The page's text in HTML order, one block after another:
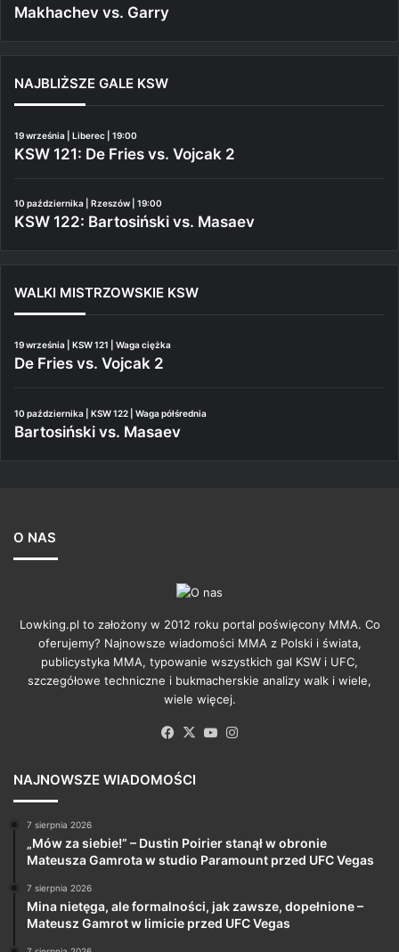
Makhachev vs. Garry
NAJBLIŻSZE GALE KSW
19 września | Liberec | 19:00
KSW 121: De Fries vs. Vojcak 2
10 października | Rzeszów | 19:00
KSW 122: Bartosiński vs. Masaev
WALKI MISTRZOWSKIE KSW
19 września | KSW 121 | Waga ciężka
De Fries vs. Vojcak 2
10 października | KSW 122 | Waga półśrednia
Bartosiński vs. Masaev
O NAS
Lowking.pl to założony w 2012 roku portal poświęcony MMA. Co
oferujemy? Najnowsze wiadomości MMA z Polski i świata,
publicystyka MMA, typowanie wszystkich gal KSW i UFC,
szczegółowe techniczne i bukmacherskie analizy walk i wiele,
wiele więcej.
Facebook
X YouTube
NAJNOWSZE WIADOMOŚCI
7 sierpnia 2026
„Mów za siebie!” – Dustin Poirier stanął w obronie
Mateusza Gamrota w studio Paramount przed UFC Vegas
7 sierpnia 2026
Mina nietęga, ale formalności, jak zawsze, dopełnione –
Mateusz Gamrot w limicie przed UFC Vegas